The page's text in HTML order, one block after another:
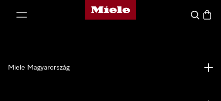
Miele honlapja
Kereses
Miele Magyarország